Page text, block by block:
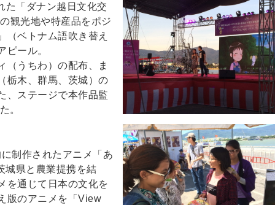
た「ダナン越日文化交
観光地や特産品をポジ
（ベトナム語吹き替え
ピール。
（うちわ）の配布、ま
栃木、群馬、茨城）の
、ステージで本作品監
。
制作されたアニメ「あ
城県と農業提携を結
を通じて日本の文化を
版のアニメを「View